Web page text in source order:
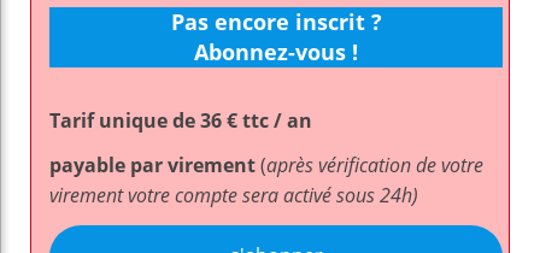
Pas encore inscrit ?
Abonnez-vous !
Tarif unique de 36 € ttc / an
payable par virement(après vérification de votre
virement votre compte sera activé sous 24h)